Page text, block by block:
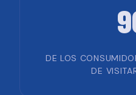
DE LOS
DE